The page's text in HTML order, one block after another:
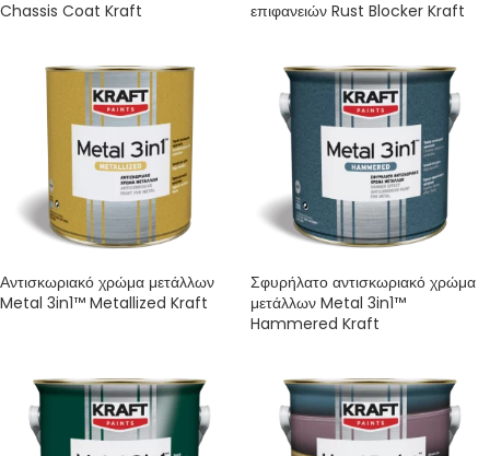
Chassis Coat Kraft
επιφανειών Rust Blocker Kraft
Αντισκωριακό χρώμα μετάλλων
Metal 3in1™ Metallized Kraft
Σφυρήλατο αντισκωριακό χρώμα
μετάλλων Metal 3in1™
Hammered Kraft